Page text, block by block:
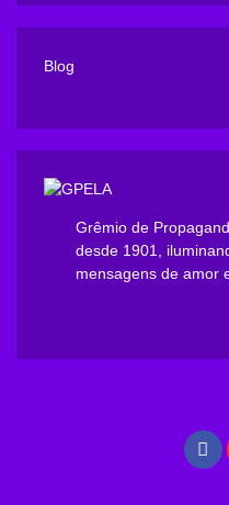
Blog
Grêmio de
desde 1901,
mensagens de amor